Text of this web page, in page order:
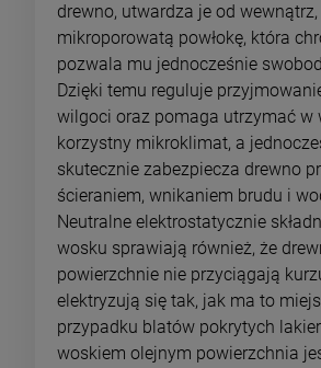
drewno, utwardza je od
mikroporowatą powłokę, która
pozwala mu jednocześnie
Dzięki temu reguluje
wilgoci oraz pomaga utrzymać w
korzystny mikroklimat, a
skutecznie zabezpiecza drewno
ścieraniem, wnikaniem brudu i
Neutralne elektrostatycznie
wosku sprawiają również, że
powierzchnie nie przyciągają
elektryzują się tak, jak ma to
przypadku blatów pokrytych
woskiem olejnym powierzchnia